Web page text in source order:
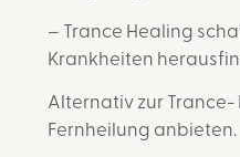
– Trance Healing
Krankheiten
Alternativ zur Trance-
Fernheilung anbieten.